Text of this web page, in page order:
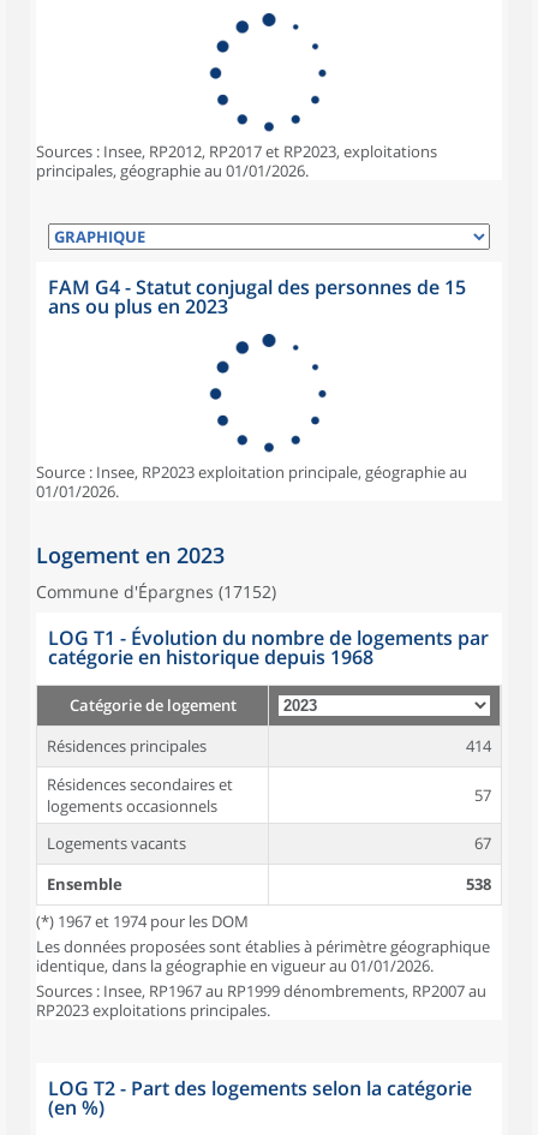
Sources : Insee, RP2012, RP2017 et RP2023, exploitations
principales, géographie au 01/01/2026.
FAM G4 - Statut conjugal des personnes de 15
ans ou plus en 2023
Source : Insee, RP2023 exploitation principale, géographie au
01/01/2026.
Logement en 2023
Commune d'Épargnes (17152)
LOG T1 - Évolution du nombre de logements par
catégorie en historique depuis 1968
Catégorie de logement
Résidences principales
414
Résidences secondaires et
logements occasionnels
57
Logements vacants
67
Ensemble
538
(*) 1967 et 1974 pour les DOM
Les données proposées sont établies à périmètre géographique
identique, dans la géographie en vigueur au 01/01/2026.
Sources : Insee, RP1967 au RP1999 dénombrements, RP2007 au
RP2023 exploitations principales.
LOG T2 - Part des logements selon la catégorie
(en %)